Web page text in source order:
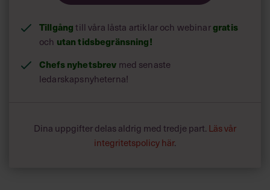
Tillgångtill våra låsta artiklar och webinargratis
och utan tidsbegränsning!
Chefs nyhetsbrev med senaste
ledarskapsnyheterna!
Dina uppgifter delas aldrig med tredje part. Läs vår
integritetspolicy här.